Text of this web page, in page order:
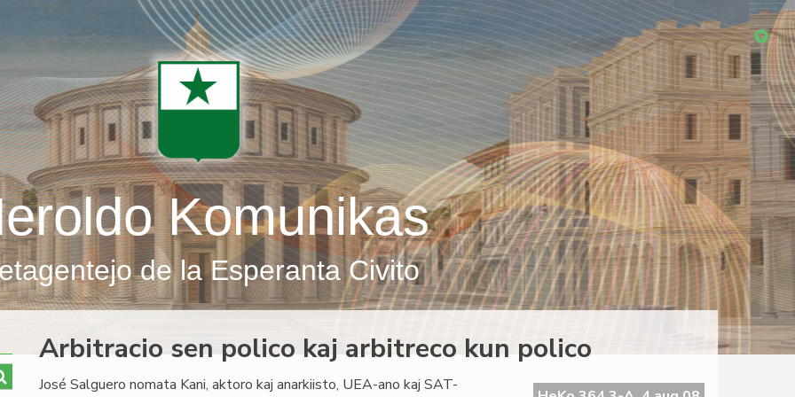
Komunikas
de la Esperanta Civito
Arbitracio sen polico kaj arbitreco kun polico
José Salguero nomata Kani, aktoro kaj anarkiisto, UEA-ano kaj SAT-